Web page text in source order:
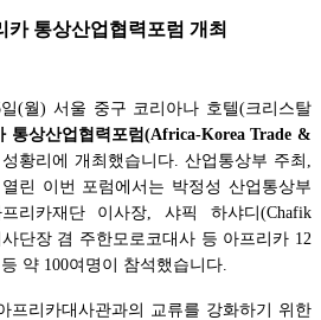
카 통상산업협력포럼 개최
일(월) 서울 중구 코리아나 호텔(크리스탈
통상산업협력포럼(Africa-Korea Trade &
성황리에 개최했습니다. 산업통상부 주최,
린 이번 포럼에서는 박정성 산업통상부
리카재단 이사장, 샤픽 하샤디(Chafik
단장 겸 주한모로코대사 등 아프리카 12
약 100여명이 참석했습니다.
프리카대사관과의 교류를 강화하기 위한